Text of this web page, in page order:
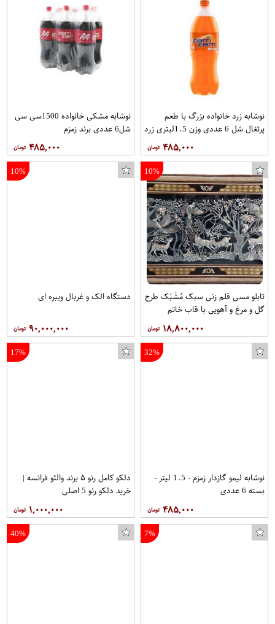
نوشابه زرد خانواده بزرگ با طعم
پرتغال شل 6 عددی وزن 1.5ليتري زرد
۴۸۵,۰۰۰
نوشابه مشکی خانواده 1500سی سی
شل6 عددی برند زمزم
۴۸۵,۰۰۰
10%
تابلو مسی قلم زنی سبک مُشَبَک طرح
گل و مرغ و آهویی با قاب خاتم
صلیبی مخصوص موزه و دکوراسیون در
ابعاد 40*80 کد 1 برند قلمستان
فروشگاه قلمستان
۱۸,۸۰۰,۰۰۰
10%
دستگاه الک و غربال ویبره ای
۹۰,۰۰۰,۰۰۰
32%
نوشابه لیمو گازدار زمزم - 1.5 لیتر -
بسته 6 عددی
۴۸۵,۰۰۰
17%
دلکو کامل رنو ۵ برند والئو فرانسه |
خرید دلکو رنو 5 اصلی
۱,۰۰۰,۰۰۰
7%
40%